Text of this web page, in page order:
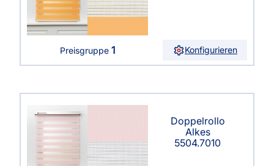
Preisgruppe 1 Konfigurieren
Doppelrollo
Alkes
5504.7010